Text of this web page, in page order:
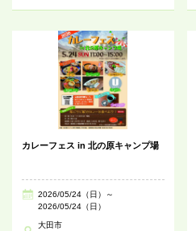
カレーフェス in 北の原キャンプ場
2026/05/24（日）～
2026/05/24（日）
大田市